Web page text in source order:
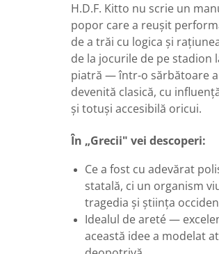
H.D.F. Kitto nu scrie un
popor care a reușit
de a trăi cu logica și
de la jocurile de pe
piatră — într-o sărbătoare
devenită clasică, cu
și totuși accesibilă oricui.
În „Grecii" vei descoperi:
Ce a fost cu adevărat
statală, ci un organism
tragedia și știința
Idealul de areté —
această idee a modelat